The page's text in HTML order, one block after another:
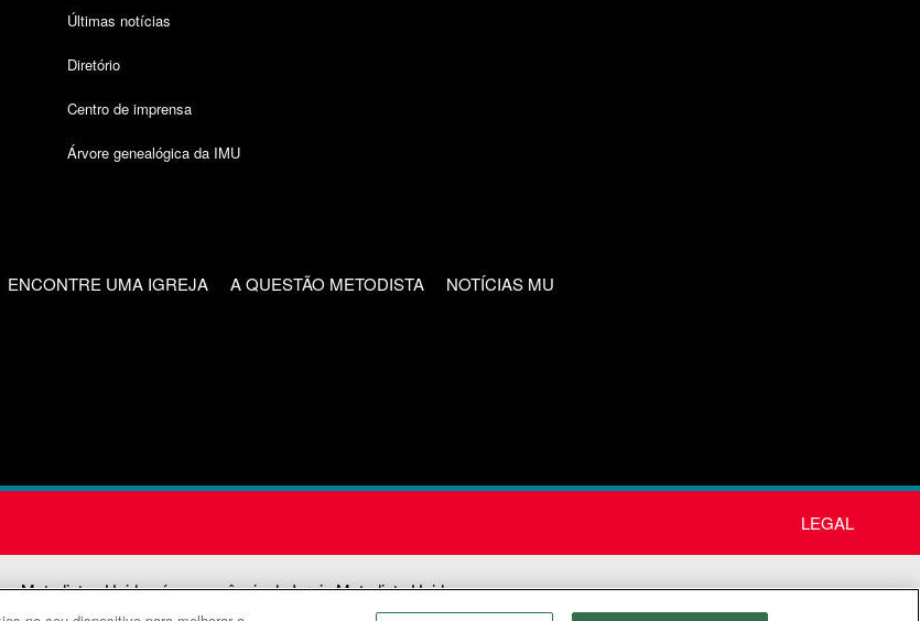
Últimas notícias
Diretório
Centro de imprensa
Árvore genealógica da IMU
ENCONTRE UMA IGREJA A QUESTÃO METODISTA NOTÍCIAS MU
LEGAL
Metodistas Unidas é uma agência da Igreja Metodista Unida